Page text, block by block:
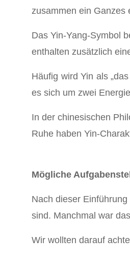
zusammen ein Ganzes
Das Yin-Yang-Symbol
enthalten zusätzlich
Häufig wird Yin als
es sich um zwei
In der chinesischen
Ruhe haben Yin-
Mögliche
Nach dieser
sind. Manchmal war
Wir wollten darauf